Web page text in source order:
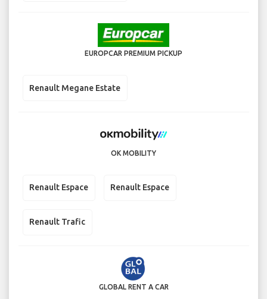
EUROPCAR PREMIUM PICKUP
Renault Megane Estate
OK MOBILITY
Renault Espace Renault Espace
Renault Trafic
GLOBAL RENT A CAR